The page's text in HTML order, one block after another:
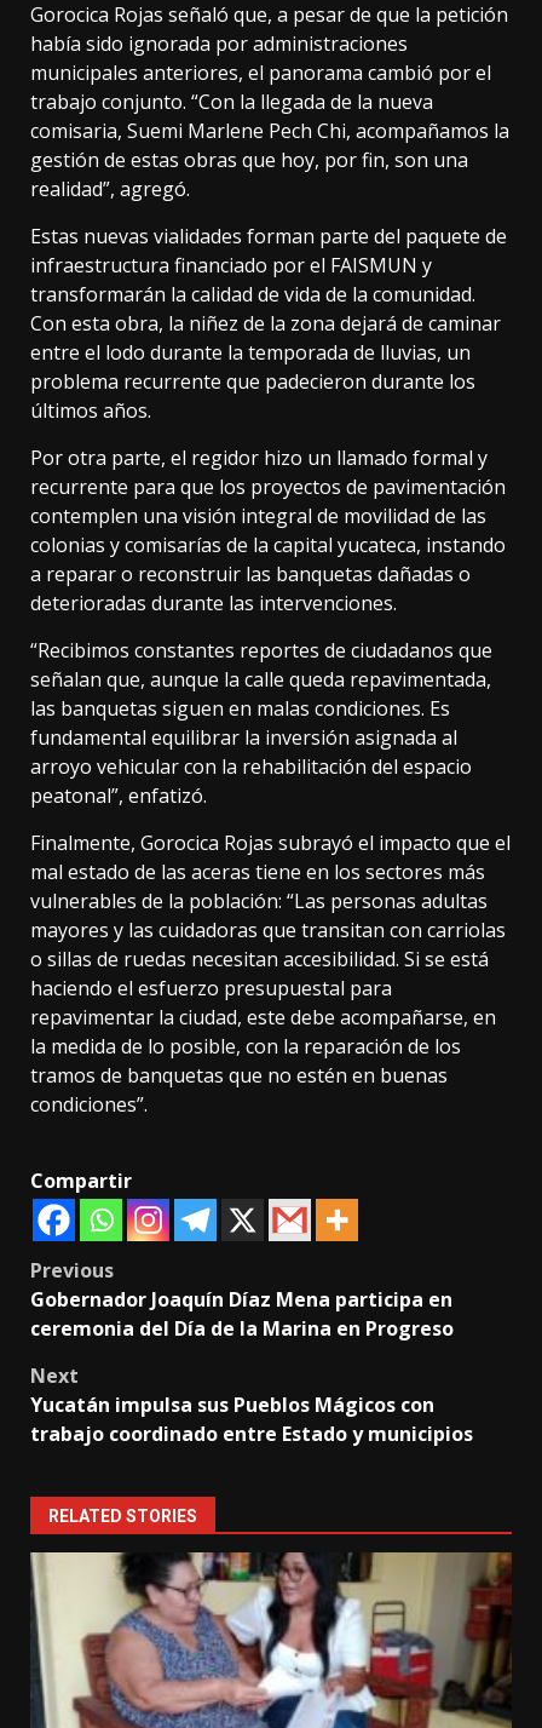
Gorocica Rojas señaló que, a pesar de que la petición
había sido ignorada por administraciones
municipales anteriores, el panorama cambió por el
trabajo conjunto. “Con la llegada de la nueva
comisaria, Suemi Marlene Pech Chi, acompañamos la
gestión de estas obras que hoy, por fin, son una
realidad”, agregó.
Estas nuevas vialidades forman parte del paquete de
infraestructura financiado por el FAISMUN y
transformarán la calidad de vida de la comunidad.
Con esta obra, la niñez de la zona dejará de caminar
entre el lodo durante la temporada de lluvias, un
problema recurrente que padecieron durante los
últimos años.
Por otra parte, el regidor hizo un llamado formal y
recurrente para que los proyectos de pavimentación
contemplen una visión integral de movilidad de las
colonias y comisarías de la capital yucateca, instando
a reparar o reconstruir las banquetas dañadas o
deterioradas durante las intervenciones.
“Recibimos constantes reportes de ciudadanos que
señalan que, aunque la calle queda repavimentada,
las banquetas siguen en malas condiciones. Es
fundamental equilibrar la inversión asignada al
arroyo vehicular con la rehabilitación del espacio
peatonal”, enfatizó.
Finalmente, Gorocica Rojas subrayó el impacto que el
mal estado de las aceras tiene en los sectores más
vulnerables de la población: “Las personas adultas
mayores y las cuidadoras que transitan con carriolas
o sillas de ruedas necesitan accesibilidad. Si se está
haciendo el esfuerzo presupuestal para
repavimentar la ciudad, este debe acompañarse, en
la medida de lo posible, con la reparación de los
tramos de banquetas que no estén en buenas
condiciones”.
Compartir
Post
navigation
Previous
Gobernador Joaquín Díaz Mena participa en
ceremonia del Día de la Marina en Progreso
Next
Yucatán impulsa sus Pueblos Mágicos con
trabajo coordinado entre Estado y municipios
RELATED STORIES